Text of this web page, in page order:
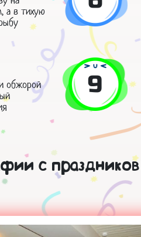
а в тихую
обжорой
9
с праздников